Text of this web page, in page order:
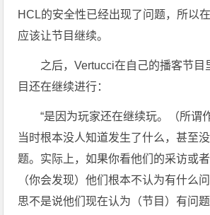
HCL的安全性已经出现了问题，所以
应该让节目继续。
之后，Vertucci在自己的播客节目
目还在继续进行：
“是因为玩家还在继续玩。（所谓
当时根本没人知道发生了什么，甚至
题。实际上，如果你看他们的采访或者
（你会发现）他们根本不认为有什么
思不是说他们现在认为（节目）有问题